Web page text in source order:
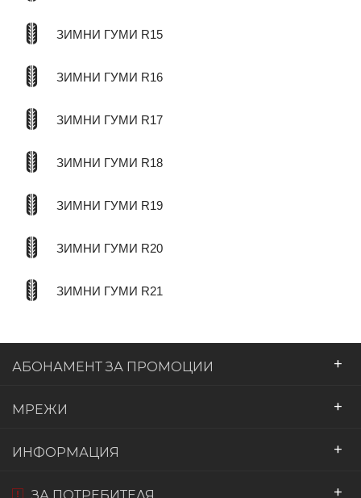
ЗИМНИ ГУМИ R15
ЗИМНИ ГУМИ R16
ЗИМНИ ГУМИ R17
ЗИМНИ ГУМИ R18
ЗИМНИ ГУМИ R19
ЗИМНИ ГУМИ R20
ЗИМНИ ГУМИ R21
АБОНАМЕНТ ЗА ПРОМОЦИИ +
МРЕЖИ +
ИНФОРМАЦИЯ +
ЗА ПОТРЕБИТЕЛЯ +